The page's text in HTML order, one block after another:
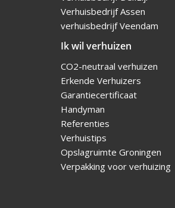
Verhuisbedrijf Assen
verhuisbedrijf Veendam
Ik wil verhuizen
CO2-neutraal verhuizen
Erkende Verhuizers
Garantiecertificaat
Handyman
Referenties
Verhuistips
Opslagruimte Groningen
Verpakking voor verhuizing